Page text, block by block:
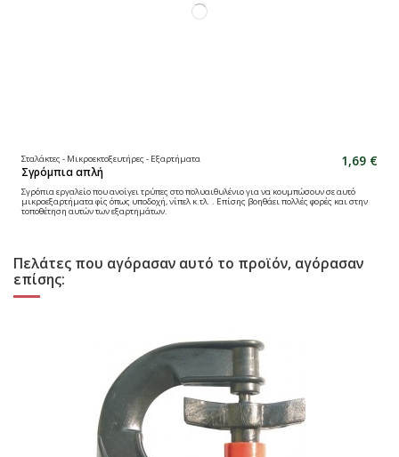
Σταλάκτες - Μικροεκτοξευτήρες - Εξαρτήματα
Σγρόμπια απλή
1,69 €
Σγρόπια εργαλείο που ανοίγει τρύπες στο πολυαιθυλένιο για να κουμπώσουν σε αυτό
μικροεξαρτήματα φίς όπως υποδοχή, νίπελ κ.τλ. . Επίσης βοηθάει πολλές φορές και στην
τοποθέτηση αυτών των εξαρτημάτων.
Πελάτες που αγόρασαν αυτό το προϊόν, αγόρασαν
επίσης: